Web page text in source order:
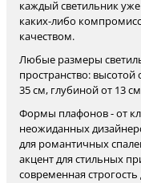
каждый светильник
каких-либо
качеством.
Любые размеры
пространство:
35 см, глубиной от 13
Формы плафонов - от
неожиданных
для романтичных
акцент для стильных
современная